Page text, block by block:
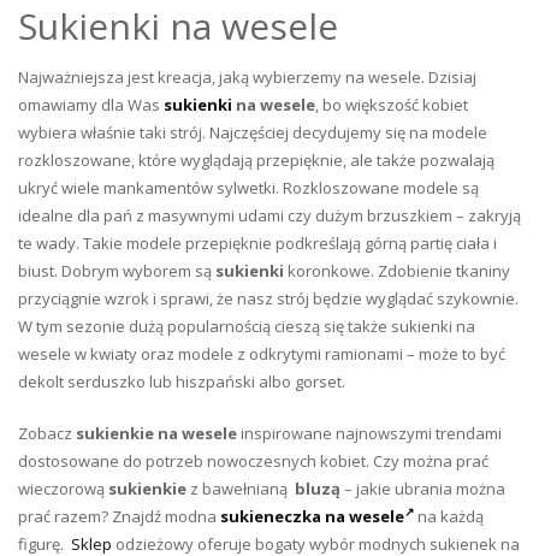
Sukienki na wesele
Najważniejsza jest kreacja, jaką wybierzemy na wesele. Dzisiaj
omawiamy dla Was sukienki na wesele, bo większość kobiet
wybiera właśnie taki strój. Najczęściej decydujemy się na modele
rozkloszowane, które wyglądają przepięknie, ale także pozwalają
ukryć wiele mankamentów sylwetki. Rozkloszowane modele są
idealne dla pań z masywnymi udami czy dużym brzuszkiem – zakryją
te wady. Takie modele przepięknie podkreślają górną partię ciała i
biust. Dobrym wyborem są sukienki koronkowe. Zdobienie tkaniny
przyciągnie wzrok i sprawi, że nasz strój będzie wyglądać szykownie.
W tym sezonie dużą popularnością cieszą się także sukienki na
wesele w kwiaty oraz modele z odkrytymi ramionami – może to być
dekolt serduszko lub hiszpański albo gorset.
Zobacz sukienkie na wesele inspirowane najnowszymi trendami
dostosowane do potrzeb nowoczesnych kobiet. Czy można prać
wieczorową sukienkie z bawełnianą bluzą – jakie ubrania można
prać razem? Znajdź modna sukieneczka na wesele
na każdą
figurę. Sklep odzieżowy oferuje bogaty wybór modnych sukienek na